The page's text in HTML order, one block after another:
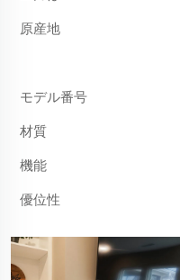
原産地
モデル番号
材質
機能
優位性